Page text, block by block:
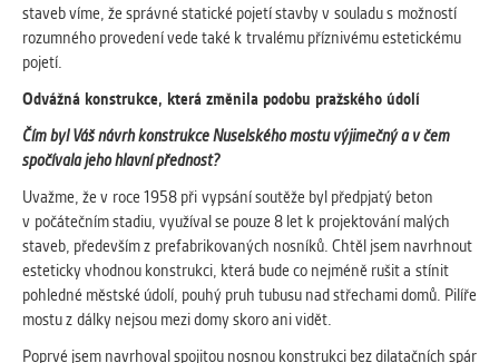
staveb víme, že správné statické pojetí stavby v souladu s možností
rozumného provedení vede také k trvalému příznivému estetickému
pojetí.
Odvážná konstrukce, která změnila podobu pražského údolí
Čím byl Váš návrh konstrukce Nuselského mostu výjimečný a v čem
spočívala jeho hlavní přednost?
Uvažme, že v roce 1958 při vypsání soutěže byl předpjatý beton
v počátečním stadiu, využíval se pouze 8 let k projektování malých
staveb, především z prefabrikovaných nosníků. Chtěl jsem navrhnout
esteticky vhodnou konstrukci, která bude co nejméně rušit a stínit
pohledné městské údolí, pouhý pruh tubusu nad střechami domů. Pilíře
mostu z dálky nejsou mezi domy skoro ani vidět.
Poprvé jsem navrhoval spojitou nosnou konstrukci bez dilatačních spár